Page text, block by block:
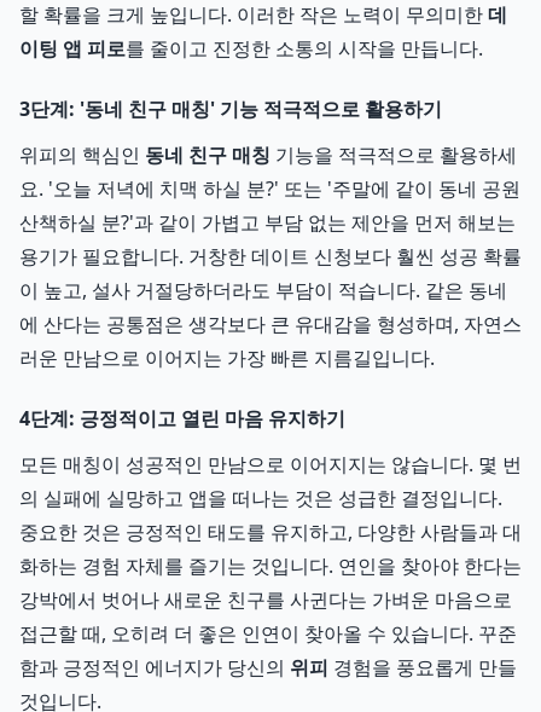
할 확률을 크게 높입니다. 이러한 작은 노력이 무의미한데
이팅 앱 피로를 줄이고 진정한 소통의 시작을 만듭니다.
3단계: '동네 친구 매칭' 기능 적극적으로 활용하기
위피의 핵심인 동네 친구 매칭 기능을 적극적으로 활용하세
요. '오늘 저녁에 치맥 하실 분?' 또는 '주말에 같이 동네 공원
산책하실 분?'과 같이 가볍고 부담 없는 제안을 먼저 해보는
용기가 필요합니다. 거창한 데이트 신청보다 훨씬 성공 확률
이 높고, 설사 거절당하더라도 부담이 적습니다. 같은 동네
에 산다는 공통점은 생각보다 큰 유대감을 형성하며, 자연스
러운 만남으로 이어지는 가장 빠른 지름길입니다.
4단계: 긍정적이고 열린 마음 유지하기
모든 매칭이 성공적인 만남으로 이어지지는 않습니다. 몇 번
의 실패에 실망하고 앱을 떠나는 것은 성급한 결정입니다.
중요한 것은 긍정적인 태도를 유지하고, 다양한 사람들과 대
화하는 경험 자체를 즐기는 것입니다. 연인을 찾아야 한다는
강박에서 벗어나 새로운 친구를 사귄다는 가벼운 마음으로
접근할 때, 오히려 더 좋은 인연이 찾아올 수 있습니다. 꾸준
함과 긍정적인 에너지가 당신의 위피 경험을 풍요롭게 만들
것입니다.